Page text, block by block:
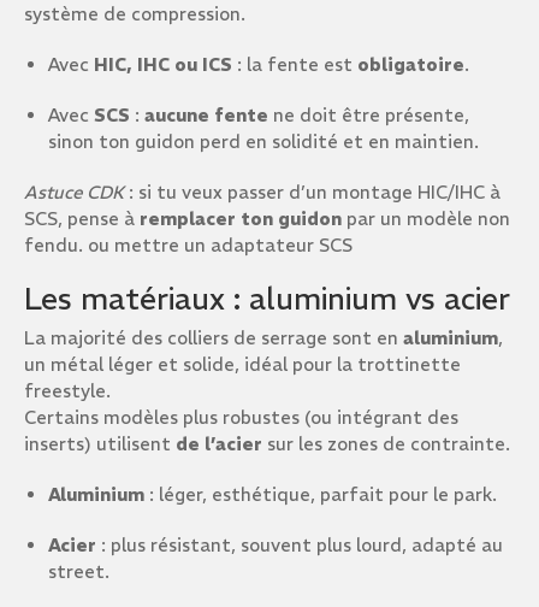
système de compression.
Avec HIC, IHC ou ICS : la fente est obligatoire.
Avec SCS : aucune fente ne doit être présente,
sinon ton guidon perd en solidité et en maintien.
Astuce CDK: si tu veux passer d’un montage HIC/IHC à
SCS, pense à remplacer ton guidon par un modèle non
fendu. ou mettre un adaptateur SCS
Les matériaux : aluminium vs acier
La majorité des colliers de serrage sont en aluminium,
un métal léger et solide, idéal pour la trottinette
freestyle.
Certains modèles plus robustes (ou intégrant des
inserts) utilisent de l’acier sur les zones de contrainte.
Aluminium : léger, esthétique, parfait pour le park.
Acier : plus résistant, souvent plus lourd, adapté au
street.